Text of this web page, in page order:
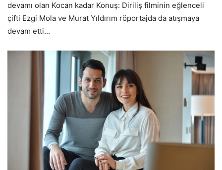
devamı olan Kocan kadar Konuş: Diriliş filminin eğlenceli
çifti Ezgi Mola ve Murat Yıldırım röportajda da atışmaya
devam etti…